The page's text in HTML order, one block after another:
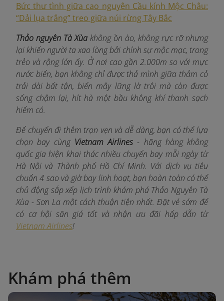
Bức thư tình giữa cao nguyên Cầu kính Mộc Châu:
“Dải lụa trắng” treo giữa núi rừng Tây Bắc
Thảo nguyên Tà Xùa không ồn ào, không rực rỡ nhưng
lại khiến người ta xao lòng bởi chính sự mộc mạc, trong
trẻo và rộng lớn ấy. Ở nơi cao gần 2.000m so với mực
nước biển, bạn không chỉ được thả mình giữa thảm cỏ
trải dài bất tận, biển mây lững lờ trôi mà còn được
sống chậm lại, hít hà một bầu không khí thanh sạch
hiếm có.
Để chuyến đi thêm trọn vẹn và dễ dàng, bạn có thể lựa
chọn bay cùng Vietnam Airlines - hãng hàng không
quốc gia hiện khai thác nhiều chuyến bay mỗi ngày từ
Hà Nội và Thành phố Hồ Chí Minh. Với dịch vụ tiêu
chuẩn 4 sao và giờ bay linh hoạt, bạn hoàn toàn có thể
chủ động sắp xếp lịch trình khám phá Thảo Nguyên Tà
Xùa - Sơn La một cách thuận tiện nhất. Đặt vé sớm để
có cơ hội săn giá tốt và nhận ưu đãi hấp dẫn từ
Vietnam Airlines!
Khám phá thêm